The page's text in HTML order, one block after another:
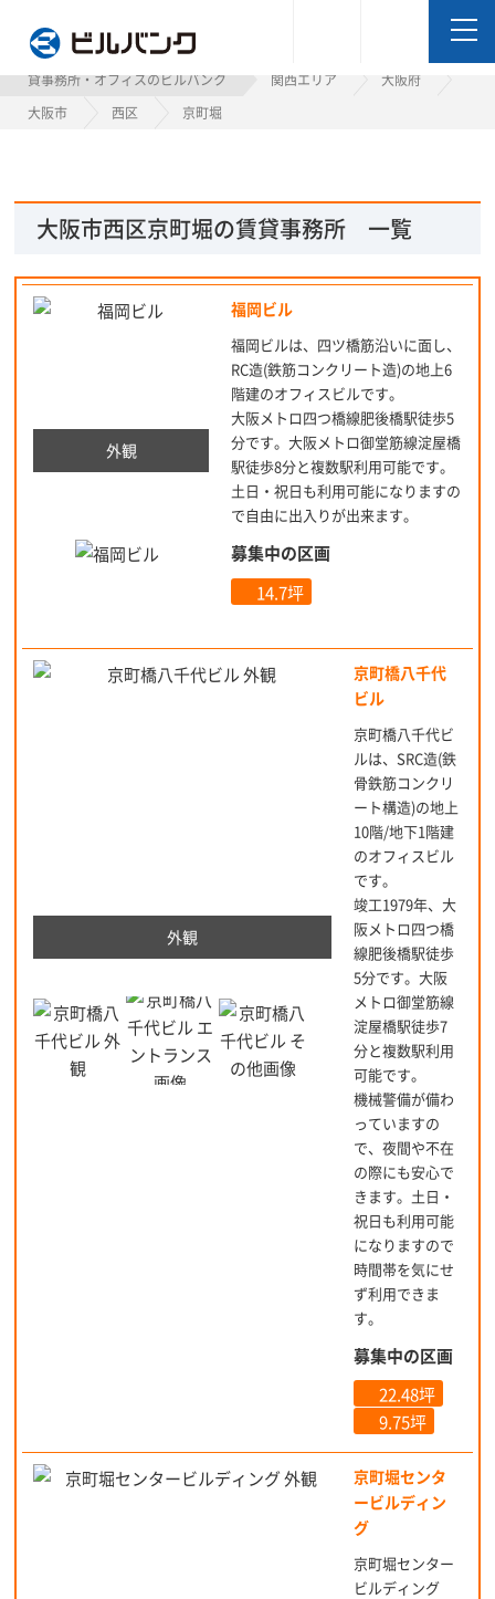
貸事務所・オフィスのビルバンク 関西エリア
大阪府
大阪市
西区 京町堀
大阪市西区京町堀の賃貸事務所 一覧
外観
福岡ビル
福岡ビルは、四ツ橋筋沿いに面し、
RC造(鉄筋コンクリート造)の地上6
階建のオフィスビルです。
大阪メトロ四つ橋線肥後橋駅徒歩5
分です。大阪メトロ御堂筋線淀屋橋
駅徒歩8分と複数駅利用可能です。
土日・祝日も利用可能になりますの
で自由に出入りが出来ます。
募集中の区画
14.7坪
外観
京町橋八千代
ビル
京町橋八千代ビ
ルは、SRC造(鉄
骨鉄筋コンクリ
ート構造)の地上
10階/地下1階建
のオフィスビル
です。
竣工1979年、大
阪メトロ四つ橋
線肥後橋駅徒歩
5分です。大阪
メトロ御堂筋線
淀屋橋駅徒歩7
分と複数駅利用
可能です。
機械警備が備わ
っていますの
で、夜間や不在
の際にも安心で
きます。土日・
祝日も利用可能
になりますので
時間帯を気にせ
ず利用できま
す。
募集中の区画
22.48坪
9.75坪
京町堀センタ
ービルディン
グ
京町堀センター
ビルディング